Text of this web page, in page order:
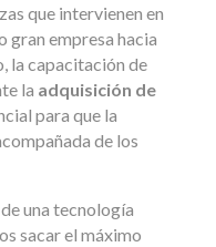
que intervienen en
gran empresa hacia
la capacitación de
la adquisición de
para que la
de los
una tecnología
sacar el máximo